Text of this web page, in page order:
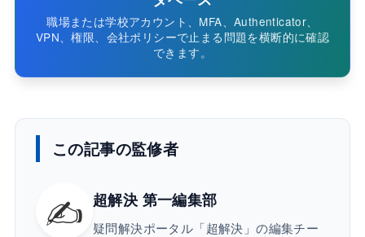
職場または学校アカウント、MFA、Authenticator、
VPN、権限、会社ポリシーで止まる問題を横断的に確認
できます。
この記事の監修者
✍️ 超解決 第一編集部
疑問解決ポータル「超解決」の編集チー